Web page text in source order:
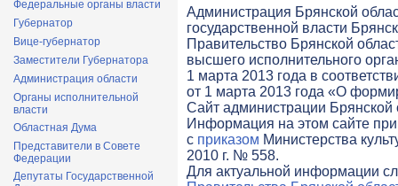
Федеральные органы власти
Губернатор
Вице-губернатор
Заместители Губернатора
Администрация области
Органы исполнительной
власти
Областная Дума
Представители в Совете
Федерации
Депутаты Государственной
Администрация Брянской
государственной власти
Правительство Брянской
высшего исполнительного
1 марта 2013 года в
от 1 марта 2013 года «О
Cайт администрации Брянской
Информация на этом сайте
с приказом Министерства
2010 г. № 558.
Для актуальной информации